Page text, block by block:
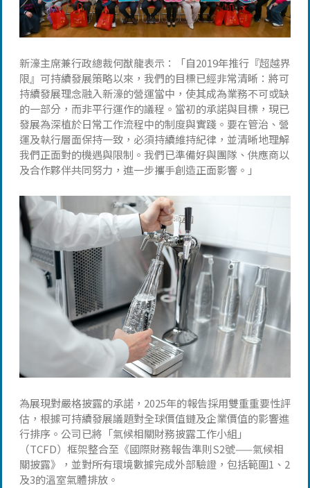
新濠主席兼行政總裁何猷龍表示：「自2019年推行『超越界
限』可持續發展策略以來，我們的目標已經非常清晰：將可
持續發展理念融入新濠的營運當中，使其成為業務不可或缺
的一部分，而非平行運作的議程。當初的承諾與目標，現已
發展為深植於日常工作流程中的制度與實踐。要在管治、營
運及執行層面保持一致，必須持續維持紀律，並清晰地理解
我們正面對的機遇與限制。我們已準備好與團隊、供應商以
及合作夥伴共同努力，進一步攜手創造正面影響。」
為展現對嚴格披露的承諾，2025年的報告採用雙重重要性評
估，根據可持續發展議題對全球價值鏈及企業價值的影響進
行排序。公司已將「氣候相關財務披露工作小組」
（TCFD）框架整合至《國際財務報告準則S2號——氣候相
關披露》，並對所有環境數據完成外部驗證，包括範圍1、2
及3的溫室氣體排放。